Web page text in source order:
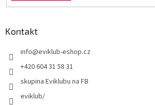
Kontakt
info@eviklub-eshop.cz
+420 604 31 58 31
skupina Eviklubu na FB
eviklub/